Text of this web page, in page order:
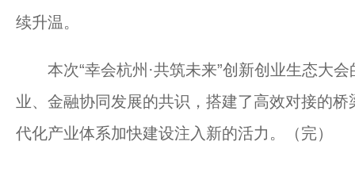
续升温。
本次“幸会杭州·共筑未来”创新创业生态大会
业、金融协同发展的共识，搭建了高效对接的
代化产业体系加快建设注入新的活力。（完）